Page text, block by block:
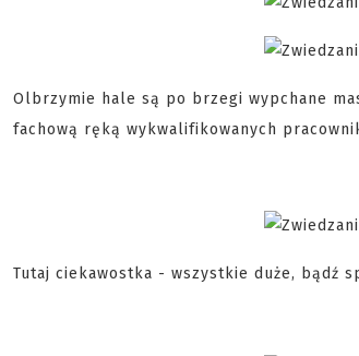
Olbrzymie hale są po brzegi wypchane
fachową ręką wykwalifikowanych
Tutaj ciekawostka - wszystkie duże, bądź